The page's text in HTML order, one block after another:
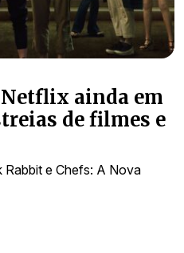
ainda em
de filmes e
Rabbit e Chefs: A Nova